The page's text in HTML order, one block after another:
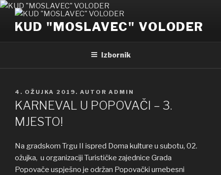
Preskoči
sadržajKUD "MOSLAVEC" VOLODER
Izbornik
OBJAVLJENO
4. OŽUJKA 2019. AUTOR ADMIN
KARNEVAL U POPOVAČI – 3.
MJESTO!
Na gradskom Trgu II ispred Doma kulture u subotu, 02.
ožujka, u organizaciji Turističke zajednice Grada
Popovače uspješno je održan Popovački urnebesni